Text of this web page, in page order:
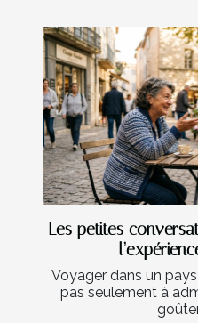
Les petites
Voyager dans un
pas seulement à